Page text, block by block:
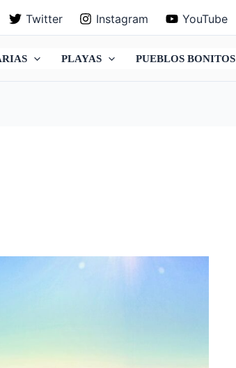
Twitter Instagram YouTube
PLAYAS PUEBLOS BONITOS